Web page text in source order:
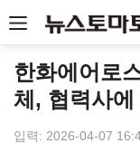
한화에어로
체, 협력사에
입력: 2026-04-07